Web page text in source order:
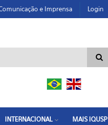
e Imprensa Login
de busca
INTERNACIONAL MAIS IQUSP